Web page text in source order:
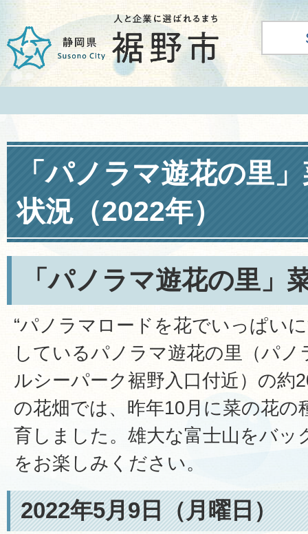
「パノラマ遊花の里
状況（2022年）
「パノラマ遊花の里」
“パノラマロードを花でいっぱい
しているパノラマ遊花の里（パ
ルシーパーク裾野入口付近）の約
の花畑では、昨年10月に菜の花の
育しました。雄大な富士山をバッ
をお楽しみください。
2022年5月9日（月曜日）